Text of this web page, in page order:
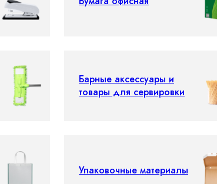
Барные аксессуары и
товары для сервировки
Упаковочные материалы